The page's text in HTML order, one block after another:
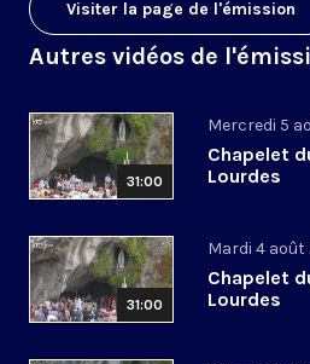
Visiter la page de l'émission
Autres vidéos de
31:00
Mercredi 5
Chapelet
Lourdes
31:00
Mardi 4 août
Chapelet
Lourdes